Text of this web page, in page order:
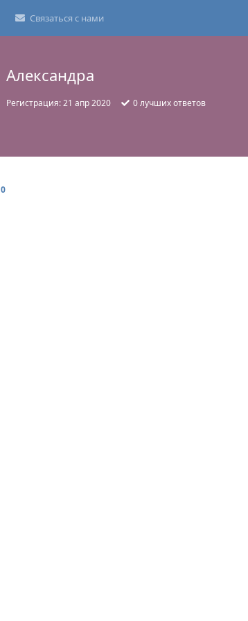
Связаться с нами
Александра
Регистрация:21 апр 2020 0лучших ответов
0